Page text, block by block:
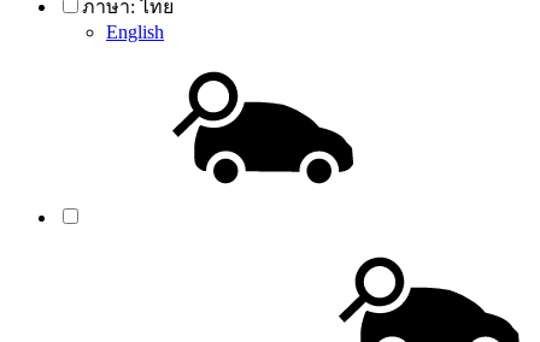
ภาษา: ไทย
English